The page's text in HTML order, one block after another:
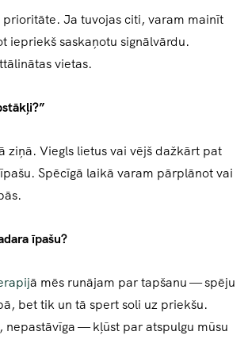
prioritāte. Ja tuvojas citi, varam mainīt
iepriekš saskaņotu signālvārdu.
vietas.
ziņā. Viegls lietus vai vējš dažkārt pat
Spēcīgā laikā varam pārplānot vai
īpašu?
ā mēs runājam par tapšanu — spēju
bet tik un tā spert soli uz priekšu.
— kļūst par atspulgu mūsu